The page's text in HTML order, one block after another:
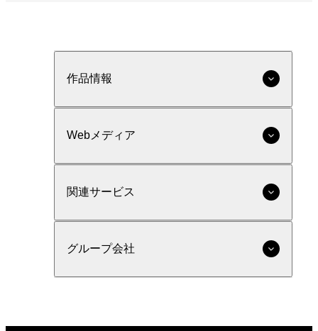
作品情報
Webメディア
関連サービス
グループ会社